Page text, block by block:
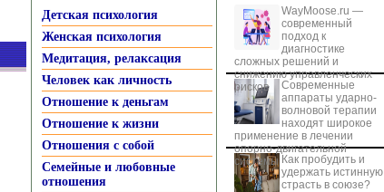
Детская психология
Женская психология
Медитация, релаксация
Человек как личность
Отношение к деньгам
Отношение к жизни
Отношения с собой
Семейные и любовные
отношения
WayMoose.ru —
современный
подход к
диагностике
сложных решений и
снижению управленческих
рисков
Современные
аппараты ударно-
волновой терапии
находят широкое
применение в лечении
опорно-двигательной
системы Как пробудить и
удержать истинную
страсть в союзе?